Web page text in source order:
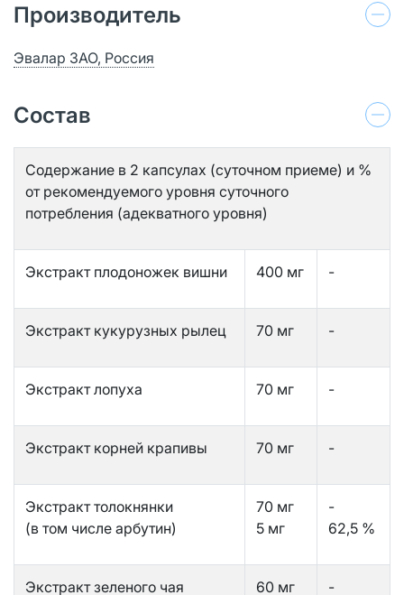
Производитель
Эвалар ЗАО, Россия
Состав
Содержание в 2 капсулах (суточном приеме) и %
от рекомендуемого уровня суточного
потребления (адекватного уровня)
Экстракт плодоножек вишни 400 мг -
Экстракт кукурузных рылец 70 мг -
Экстракт лопуха 70 мг -
Экстракт корней крапивы 70 мг -
Экстракт толокнянки
(в том числе арбутин)
70 мг
5 мг
-
62,5 %
Экстракт зеленого чая 60 мг -